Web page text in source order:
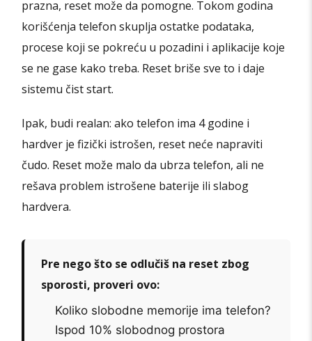
prazna, reset može da pomogne. Tokom godina
korišćenja telefon skuplja ostatke podataka,
procese koji se pokreću u pozadini i aplikacije koje
se ne gase kako treba. Reset briše sve to i daje
sistemu čist start.
Ipak, budi realan: ako telefon ima 4 godine i
hardver je fizički istrošen, reset neće napraviti
čudo. Reset može malo da ubrza telefon, ali ne
rešava problem istrošene baterije ili slabog
hardvera.
Pre nego što se odlučiš na reset zbog
sporosti, proveri ovo:
Koliko slobodne memorije ima telefon?
Ispod 10% slobodnog prostora